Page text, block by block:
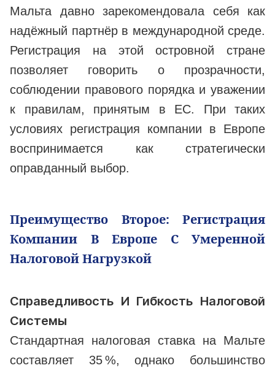
Мальта давно зарекомендовала себя как
надёжный партнёр в международной среде.
Регистрация на этой островной стране
позволяет говорить о прозрачности,
соблюдении правового порядка и уважении
к правилам, принятым в ЕС. При таких
условиях регистрация компании в Европе
воспринимается как стратегически
оправданный выбор.
Преимущество Второе: Регистрация
Компании В Европе С Умеренной
Налоговой Нагрузкой
Справедливость И Гибкость Налоговой
Системы
Стандартная налоговая ставка на Мальте
составляет 35 %, однако большинство